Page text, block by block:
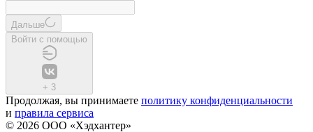
Дальше
Войти с помощью
+ 3
Продолжая, вы принимаете политику конфиденциальности
и правила сервиса
© 2026 ООО «Хэдхантер»